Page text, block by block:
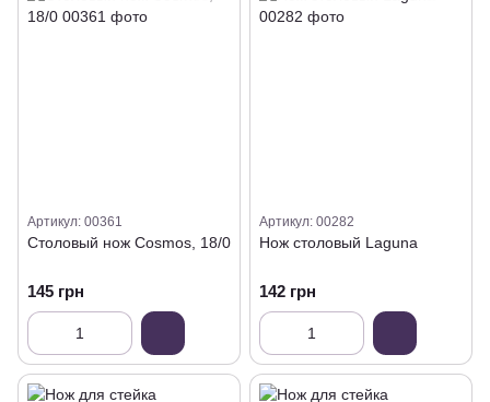
Артикул: 00361
Столовый нож Cosmos, 18/0
145 грн
Артикул: 00282
Нож столовый Laguna
142 грн